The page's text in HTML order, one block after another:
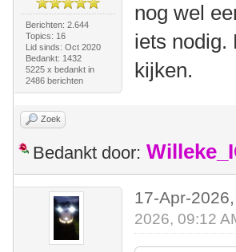
Berichten: 2.644
Topics: 16
Lid sinds: Oct 2020
Bedankt: 1432
5225 x bedankt in
2486 berichten
nog wel
iets nodig.
kijken.
Zoek
Bedankt door:
17-Apr-
2026, 09:12